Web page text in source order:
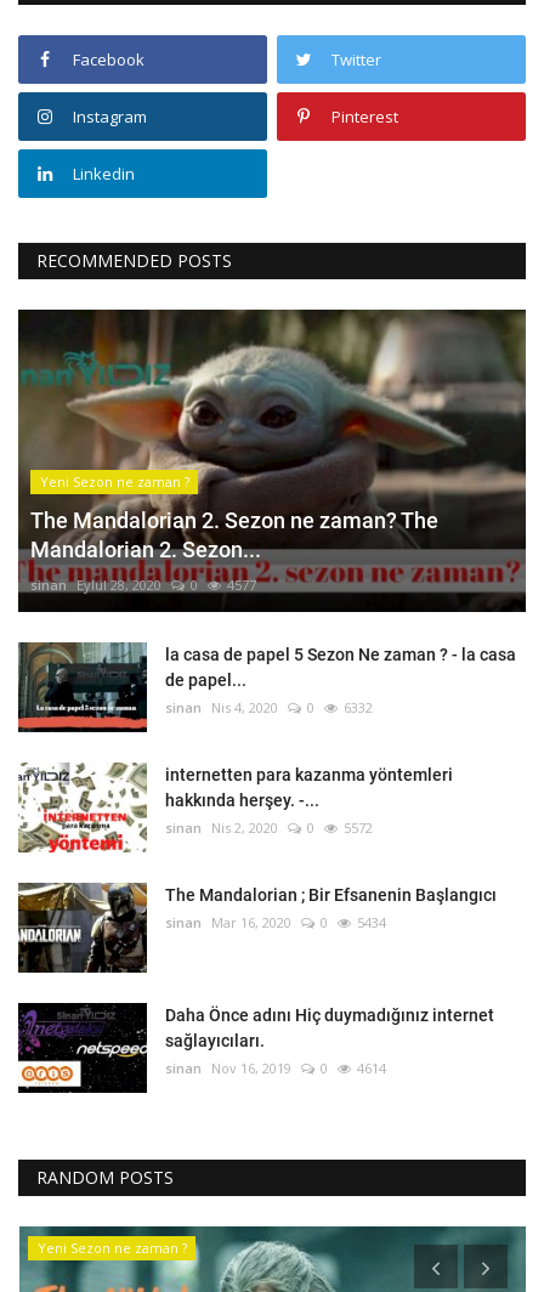
Facebook Twitter
Instagram Pinterest
Linkedin
RECOMMENDED POSTS
Yeni Sezon ne zaman ?
The Mandalorian 2. Sezon ne zaman? The
Mandalorian 2. Sezon...
sinan Eylül 28, 2020 0 4577
la casa de papel 5 Sezon Ne zaman ? - la casa
de papel...
sinan Nis 4, 2020 0 6332
internetten para kazanma yöntemleri
hakkında herşey. -...
sinan Nis 2, 2020 0 5572
The Mandalorian ; Bir Efsanenin Başlangıcı
sinan Mar 16, 2020 0 5434
Daha Önce adını Hiç duymadığınız internet
sağlayıcıları.
sinan Nov 16, 2019 0 4614
RANDOM POSTS
Teknoloji